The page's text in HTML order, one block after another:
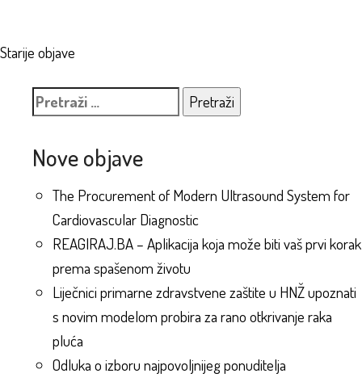
Navigacija
objava
Starije objave
Pretraži:
Nove objave
The Procurement of Modern Ultrasound System for
Cardiovascular Diagnostic
REAGIRAJ.BA – Aplikacija koja može biti vaš prvi korak
prema spašenom životu
Liječnici primarne zdravstvene zaštite u HNŽ upoznati
s novim modelom probira za rano otkrivanje raka
pluća
Odluka o izboru najpovoljnijeg ponuditelja